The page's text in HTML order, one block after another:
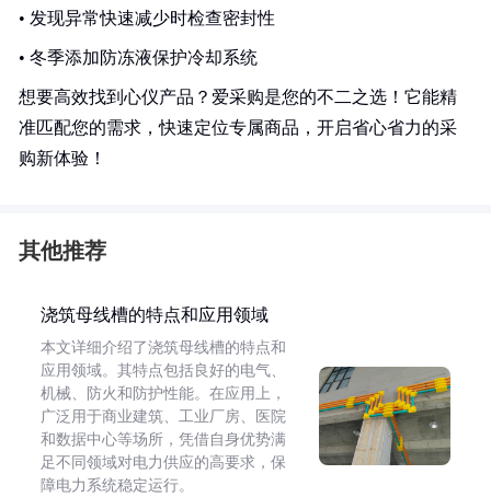
• 发现异常快速减少时检查密封性
• 冬季添加防冻液保护冷却系统
想要高效找到心仪产品？爱采购是您的不二之选！它能精
准匹配您的需求，快速定位专属商品，开启省心省力的采
购新体验！
其他推荐
浇筑母线槽的特点和应用领域
本文详细介绍了浇筑母线槽的特点和
应用领域。其特点包括良好的电气、
机械、防火和防护性能。在应用上，
广泛用于商业建筑、工业厂房、医院
和数据中心等场所，凭借自身优势满
足不同领域对电力供应的高要求，保
障电力系统稳定运行。